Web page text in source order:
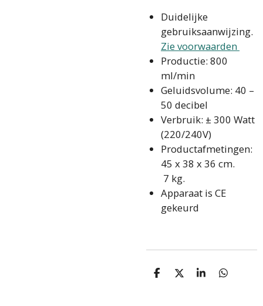
Duidelijke
gebruiksaanwijzing.
Zie voorwaarden
Productie: 800
ml/min
Geluidsvolume: 40 –
50 decibel
Verbruik: ± 300 Watt
(220/240V)
Productafmetingen:
45 x 38 x 36 cm.
7 kg.
Apparaat is CE
gekeurd
D
D
S
D